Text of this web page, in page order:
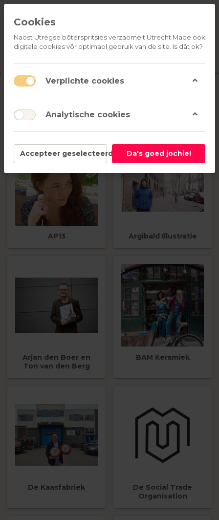
PRODUCTEN
RELATIEGESCHENKEN
ONS
Alle makers
AP13 Argibald Illustratie
Arjan den Boer en
Ton van den Berg
BAM Keramiek
De Kaasfabriek
De Social Trade
Organisation
Cookies
Naost Utregse bôterspritsies verzaomelt Utrecht Made ook
digitale cookies vôr optimaol gebruik van de site. Is dât ok?
Verplichte cookies
Analytische cookies
Accepteer geselecteerd Da's goed jochie!